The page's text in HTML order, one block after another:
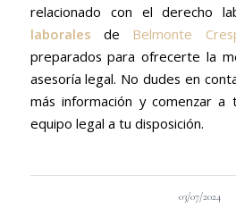
relacionado con el derecho
laborales de Belmonte
preparados para ofrecerte la
asesoría legal. No dudes en
más información y comenzar
equipo legal a tu disposición.
03/07/2024